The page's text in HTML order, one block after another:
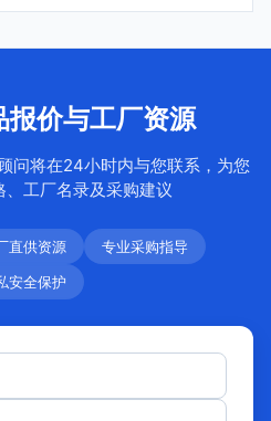
报价与工厂资源
问将在24小时内与您联系，为您
工厂名录及采购建议
直供资源
专业采购指导
安全保护